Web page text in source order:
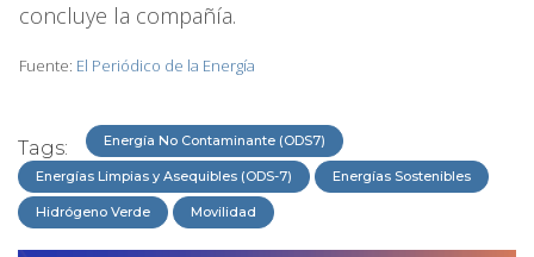
concluye la compañía.
Fuente: El Periódico de la Energía
Tags: Energía No Contaminante (ODS7)
Energías Limpias y Asequibles (ODS-7) Energías Sostenibles
Hidrógeno Verde Movilidad